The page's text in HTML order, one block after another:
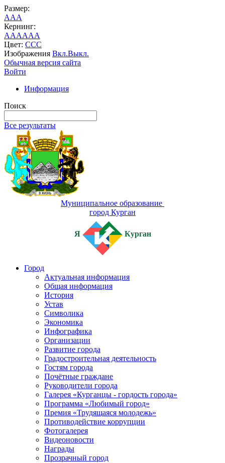
Размер:
AAA
Кернинг:
AAAAAA
Цвет: CCC
Изображения Вкл.Выкл.
Обычная версия сайта
Войти
Информация
Поиск
Все результаты
Муниципальное образование
город Курган
Я Курган
Город
Актуальная информация
Общая информация
История
Устав
Символика
Экономика
Инфографика
Организации
Развитие города
Градостроительная деятельность
Гостям города
Почётные граждане
Руководители города
Галерея «Курганцы - гордость города»
Программа «Любимый город»
Премия «Трудящаяся молодежь»
Противодействие коррупции
Фотогалерея
Видеоновости
Награды
Прозрачный город